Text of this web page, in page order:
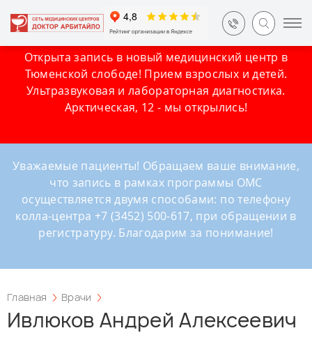
Открыта запись в новый медицинский центр в
Тюменской слободе! Прием взрослых и детей.
Ультразвуковая и лабораторная диагностика.
Арктическая, 12 - мы открылись!
Уважаемые пациенты! Обращаем ваше внимание,
что запись в рамках программы ОМС
осуществляется двумя способами: по телефону
колла-центра +7 (3452) 500-617, при обращении в
регистратуру. Благодарим за понимание!
Главная Врачи
Ивлюков Андрей Алексеевич